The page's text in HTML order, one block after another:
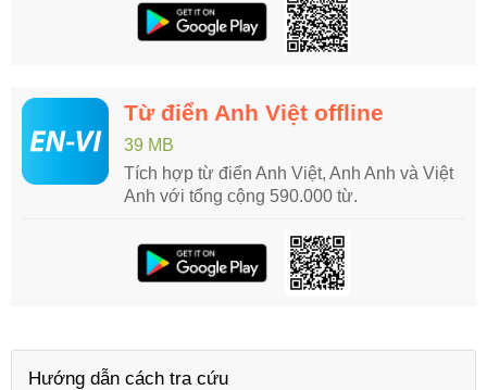
Từ điển Anh Việt offline
39 MB
Tích hợp từ điển Anh Việt, Anh Anh và Việt
Anh với tổng cộng 590.000 từ.
Hướng dẫn cách tra cứu